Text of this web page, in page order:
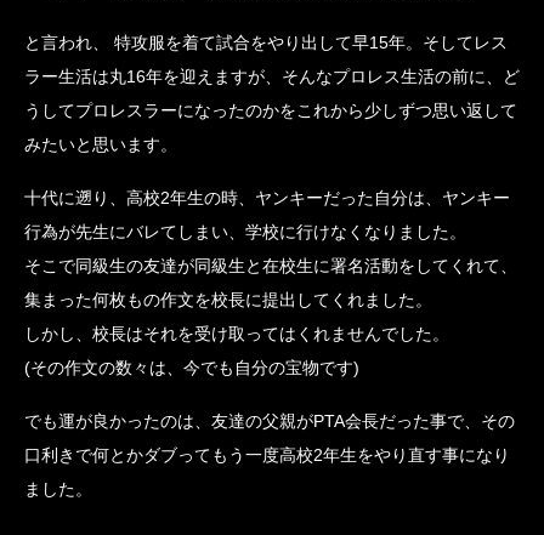
と言われ、 特攻服を着て試合をやり出して早15年。そしてレス
ラー生活は丸16年を迎えますが、そんなプロレス生活の前に、ど
うしてプロレスラーになったのかをこれから少しずつ思い返して
みたいと思います。
十代に遡り、高校2年生の時、ヤンキーだった自分は、ヤンキー
行為が先生にバレてしまい、学校に行けなくなりました。
そこで同級生の友達が同級生と在校生に署名活動をしてくれて、
集まった何枚もの作文を校長に提出してくれました。
しかし、校長はそれを受け取ってはくれませんでした。
(その作文の数々は、今でも自分の宝物です)
でも運が良かったのは、友達の父親がPTA会長だった事で、その
口利きで何とかダブってもう一度高校2年生をやり直す事になり
ました。